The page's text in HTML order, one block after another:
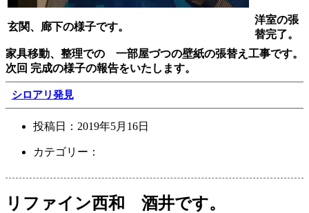
玄関、廊下の様子です。
洋室の張
替完了。
家具移動、整理での 一部屋づつの壁紙の張替え工事です。
次回 完成の様子の報告をいたします。
シロアリ発見
投稿日： 2019年5月16日
カテゴリー：
リファイン西和 酒井です。